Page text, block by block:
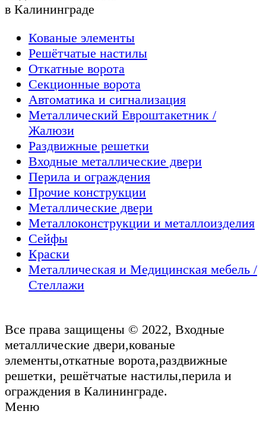
в Калининграде
Кованые элементы
Решётчатые настилы
Откатные ворота
Секционные ворота
Автоматика и сигнализация
Металлический Евроштакетник /
Жалюзи
Раздвижные решетки
Входные металлические двери
Перила и ограждения
Прочие конструкции
Металлические двери
Металлоконструкции и металлоизделия
Сейфы
Краски
Металлическая и Медицинская мебель /
Стеллажи
Все права защищены © 2022, Входные
металлические двери,кованые
элементы,откатные ворота,раздвижные
решетки, решётчатые настилы,перила и
ограждения в Калининграде.
Меню